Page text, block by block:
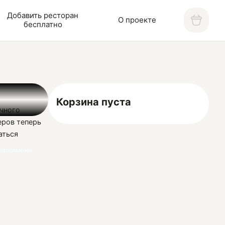
Добавить ресторан
бесплатно
О проекте
теперь
– у
домашней
Корзина пуста